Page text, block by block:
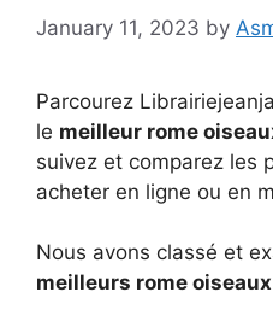
January 11, 2023 by
Parcourez
le meilleur rome
suivez et comparez les
acheter en ligne ou en
Nous avons classé et
meilleurs rome